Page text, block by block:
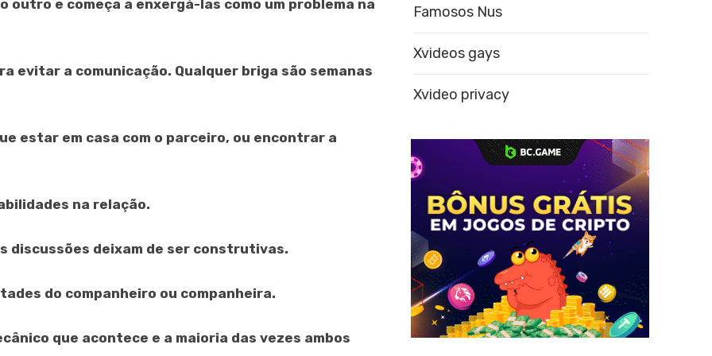
outro e começa a enxergá-las como um problema na
evitar a comunicação. Qualquer briga são semanas
estar em casa com o parceiro, ou encontrar a
na relação.
discussões deixam de ser construtivas.
do companheiro ou companheira.
que acontece e a maioria das vezes ambos
Famosos Nus
Xvideos gays
Xvideo privacy